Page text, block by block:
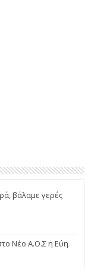
βάλαμε γερές
Νέο Α.Ο.Σ η Εύη